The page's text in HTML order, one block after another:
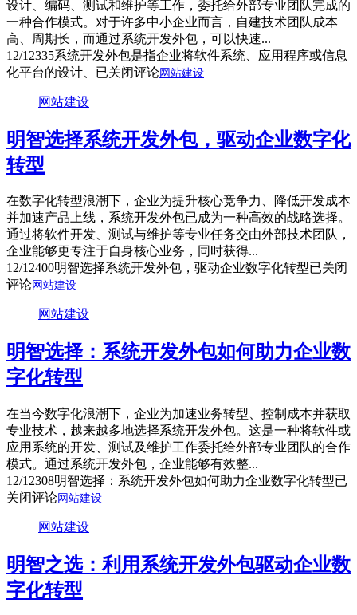
设计、编码、测试和维护等工作，委托给外部专业团队完成的
一种合作模式。对于许多中小企业而言，自建技术团队成本
高、周期长，而通过系统开发外包，可以快速...
12/12335系统开发外包是指企业将软件系统、应用程序或信息
化平台的设计、 已关闭评论网站建设
网站建设
明智选择系统开发外包，驱动企业数字化
转型
在数字化转型浪潮下，企业为提升核心竞争力、降低开发成本
并加速产品上线，系统开发外包已成为一种高效的战略选择。
通过将软件开发、测试与维护等专业任务交由外部技术团队，
企业能够更专注于自身核心业务，同时获得...
12/12400明智选择系统开发外包，驱动企业数字化转型已关闭
评论网站建设
网站建设
明智选择：系统开发外包如何助力企业数
字化转型
在当今数字化浪潮下，企业为加速业务转型、控制成本并获取
专业技术，越来越多地选择系统开发外包。这是一种将软件或
应用系统的开发、测试及维护工作委托给外部专业团队的合作
模式。通过系统开发外包，企业能够有效整...
12/12308明智选择：系统开发外包如何助力企业数字化转型已
关闭评论网站建设
网站建设
明智之选：利用系统开发外包驱动企业数
字化转型